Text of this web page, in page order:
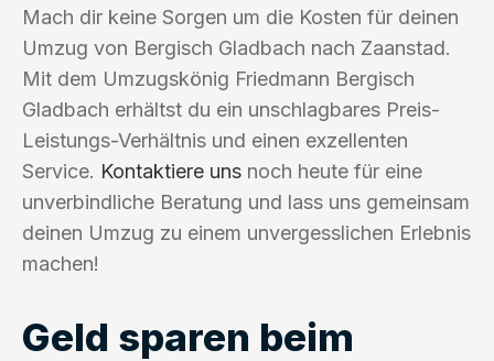
Mach dir keine Sorgen um die Kosten für deinen
Umzug von Bergisch Gladbach nach Zaanstad.
Mit dem Umzugskönig Friedmann Bergisch
Gladbach erhältst du ein unschlagbares Preis-
Leistungs-Verhältnis und einen exzellenten
Service. Kontaktiere uns noch heute für eine
unverbindliche Beratung und lass uns gemeinsam
deinen Umzug zu einem unvergesslichen Erlebnis
machen!
Geld sparen beim